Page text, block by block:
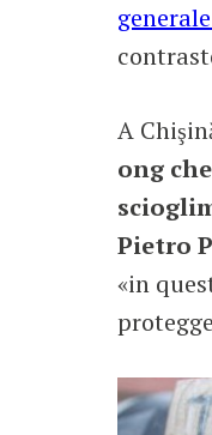
A
ong
Pietro
«in